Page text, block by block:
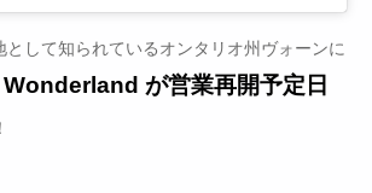
として知られているオンタリオ州ヴォーンに
が営業再開予定日